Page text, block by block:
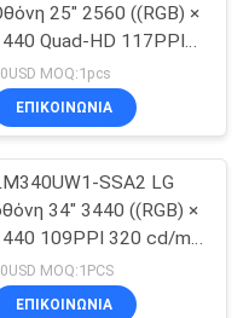
25" 2560 ((RGB) ×
Quad-HD 117PPI
cd/m2 Βιομηχανική
LCD
MOQ:1pcs
ΕΠΙΚΟΙΝΩΝΙΑ
SSA2 LG
34" 3440 ((RGB) ×
109PPI 320 cd/m2
οθόνη LCD
MOQ:1PCS
ΕΠΙΚΟΙΝΩΝΙΑ